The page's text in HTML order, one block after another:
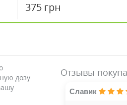
375 грн
дозу
Отзывы
Славик